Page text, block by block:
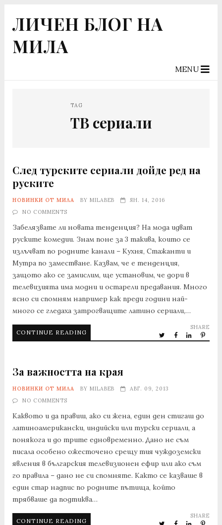
ЛИЧЕН БЛОГ НА
МИЛА
MENU
TAG
ТВ сериали
След турските сериали дойде ред на
руските
НОВИНКИ ОТ МИЛА BY MILABEB
ЯН. 14, 2016
NO COMMENTS
Забелязвате ли новата тенденция? На мода идват
руските комедии. Знам поне за 3 такива, които се
излъчват по родните канали – Кухня, Стажанти и
Мутра по заместване. Казвам, че е тенденция,
защото ако се замислим, ще установим, че дори в
телевизията има модни и остарели предавания. Много
ясно си спомням например как преди години най-
много се гледаха затрогващите латино сериали,…
CONTINUE READING
SHARE
За важността на края
НОВИНКИ ОТ МИЛА BY MILABEB
АВГ. 09, 2013
NO COMMENTS
Каквото и да правиш, ако си жена, един ден стигаш до
латиноамерикански, индийски или турски сериали, а
понякога и до трите едновременно. Дано не съм
писала особено ожесточено срещу тия чуждоземски
явления в българския телевизионен ефир или ако съм
го правила – дано не си спомняте. Както се казваше в
един стар надпис по родните пътища, който
трябваше да подтиква…
CONTINUE READING
SHARE